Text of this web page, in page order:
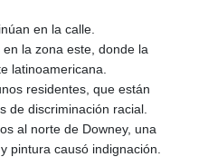
en la calle.
la zona este, donde la
latinoamericana.
residentes, que están
de discriminación racial.
al norte de Downey, una
pintura causó indignación.